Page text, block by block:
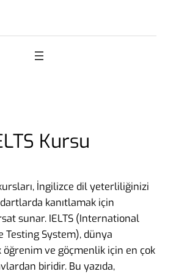
Kursu
İngilizce dil yeterliliğinizi
kanıtlamak için
sunar. IELTS (International
Testing System), dünya
ve göçmenlik için en çok
biridir. Bu yazıda,